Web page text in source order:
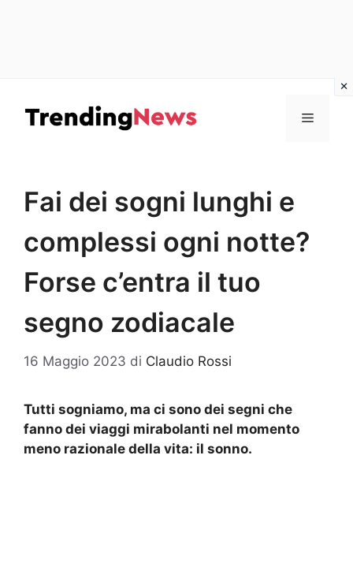
contenuto
Menu
Fai dei sogni lunghi e
complessi ogni notte?
Forse c’entra il tuo
segno zodiacale
16 Maggio 2023 di Claudio Rossi
Tutti sogniamo, ma ci sono dei segni che
fanno dei viaggi mirabolanti nel momento
meno razionale della vita: il sonno.